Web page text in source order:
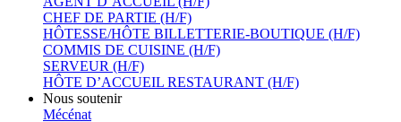
CHEF DE PARTIE (H/F)
HÔTESSE/HÔTE BILLETTERIE-BOUTIQUE (H/F)
COMMIS DE CUISINE (H/F)
SERVEUR (H/F)
HÔTE D’ACCUEIL RESTAURANT (H/F)
Nous soutenir
Mécénat